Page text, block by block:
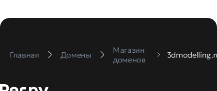
Главная Домены
Магазин
доменов